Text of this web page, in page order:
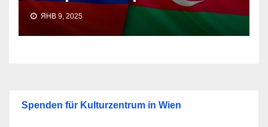
ЯНВ 9, 2025
Spenden für Kulturzentrum in Wien